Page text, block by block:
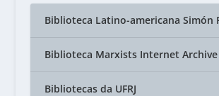
Biblioteca Latino-americana Simón
Biblioteca Marxists Internet Archive
Bibliotecas da UFRJ